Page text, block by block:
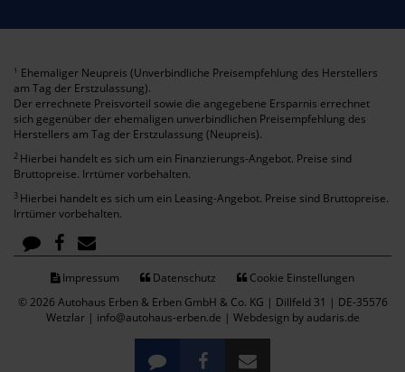
1 Ehemaliger Neupreis (Unverbindliche Preisempfehlung des Herstellers
am Tag der Erstzulassung).
Der errechnete Preisvorteil sowie die angegebene Ersparnis errechnet
sich gegenüber der ehemaligen unverbindlichen Preisempfehlung des
Herstellers am Tag der Erstzulassung (Neupreis).
2 Hierbei handelt es sich um ein Finanzierungs-Angebot. Preise sind
Bruttopreise. Irrtümer vorbehalten.
3 Hierbei handelt es sich um ein Leasing-Angebot. Preise sind Bruttopreise.
Irrtümer vorbehalten.
Impressum Datenschutz
Cookie Einstellungen
© 2026 Autohaus Erben & Erben GmbH & Co. KG | Dillfeld 31 | DE-35576
Wetzlar | info@autohaus-erben.de | Webdesign by audaris.de